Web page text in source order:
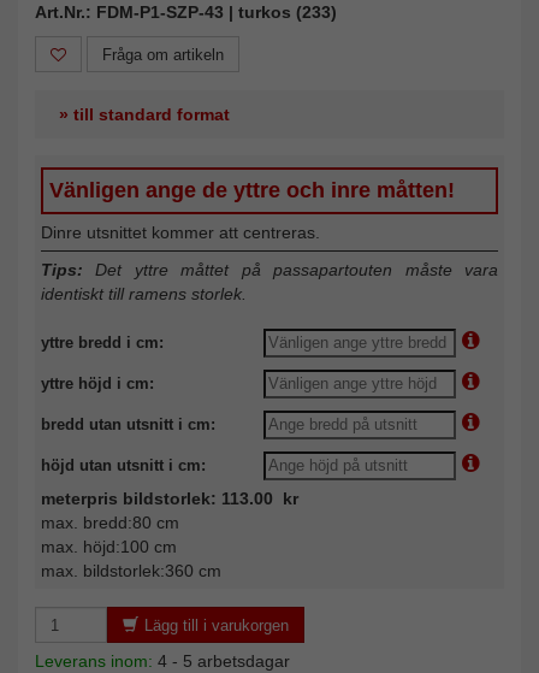
Art.Nr.: FDM-P1-SZP-43 | turkos (233)
Fråga om artikeln
» till standard format
Vänligen ange de yttre och inre måtten!
Dinre utsnittet kommer att centreras.
Tips: Det yttre måttet på passapartouten måste vara
identiskt till ramens storlek.
yttre bredd i cm:
yttre höjd i cm:
bredd utan utsnitt i cm:
höjd utan utsnitt i cm:
meterpris bildstorlek: 113.00 kr
max. bredd:80 cm
max. höjd:100 cm
max. bildstorlek:360 cm
Lägg till i varukorgen
Leverans inom: 4 - 5 arbetsdagar